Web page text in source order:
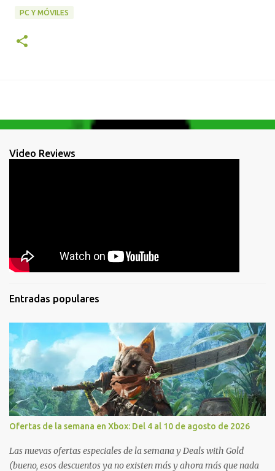
PC Y MÓVILES
Video Reviews
Entradas populares
Ofertas de la semana en Xbox: Del 4 al 10 de agosto de 2026
Las nuevas ofertas especiales de la semana y Deals with Gold
(bueno, esos descuentos ya no existen más y ahora más que nada